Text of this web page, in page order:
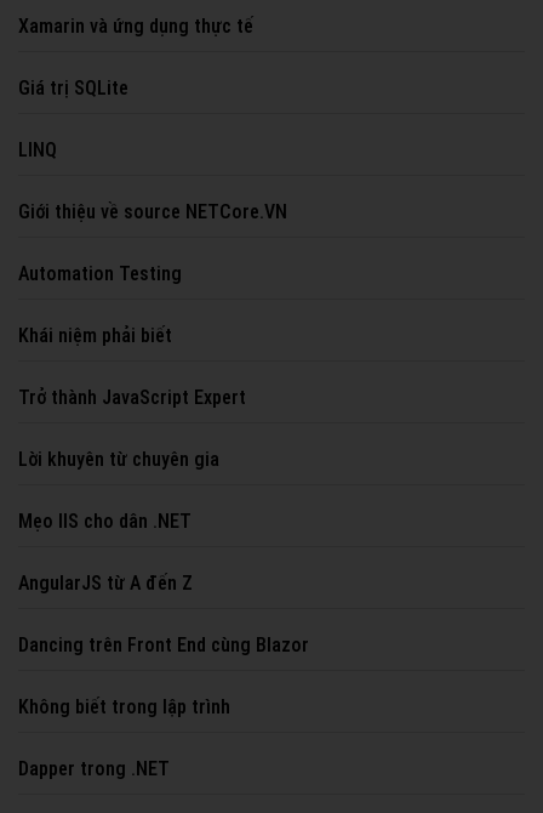
Xamarin và ứng dụng thực tế
Giá trị SQLite
LINQ
Giới thiệu về source NETCore.VN
Automation Testing
Khái niệm phải biết
Trở thành JavaScript Expert
Lời khuyên từ chuyên gia
Mẹo IIS cho dân .NET
AngularJS từ A đến Z
Dancing trên Front End cùng Blazor
Không biết trong lập trình
Dapper trong .NET